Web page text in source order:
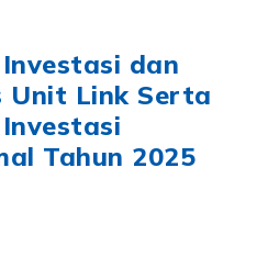
dan
Unit Link Serta
Tahun 2025